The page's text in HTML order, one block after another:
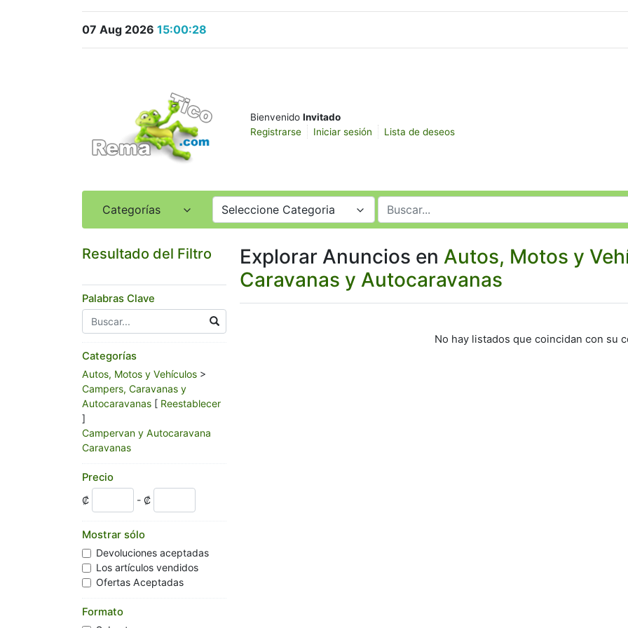
07 Aug 2026 15:00:28
Bienvenido Invitado
Registrarse
Iniciar sesión Lista de deseos
Categorías Seleccione Categoria
Resultado del Filtro
Palabras Clave
Categorías
Autos, Motos y Vehículos >
Campers, Caravanas y
Autocaravanas [ Reestablecer
]
Campervan y Autocaravana
Caravanas
Precio
₡ - ₡
Mostrar sólo
Devoluciones aceptadas
Los artículos vendidos
Ofertas Aceptadas
Formato
Explorar Anuncios en Autos, Motos y
Caravanas y Autocaravanas
No hay listados que coincidan con su